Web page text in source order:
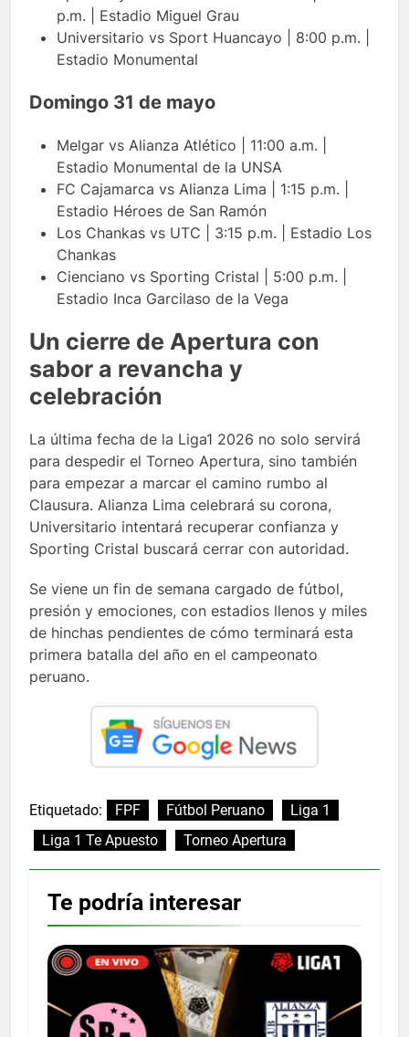
p.m. | Estadio Miguel Grau
Universitario vs Sport Huancayo | 8:00 p.m. |
Estadio Monumental
Domingo 31 de mayo
Melgar vs Alianza Atlético | 11:00 a.m. |
Estadio Monumental de la UNSA
FC Cajamarca vs Alianza Lima | 1:15 p.m. |
Estadio Héroes de San Ramón
Los Chankas vs UTC | 3:15 p.m. | Estadio Los
Chankas
Cienciano vs Sporting Cristal | 5:00 p.m. |
Estadio Inca Garcilaso de la Vega
Un cierre de Apertura con
sabor a revancha y
celebración
La última fecha de la Liga1 2026 no solo servirá
para despedir el Torneo Apertura, sino también
para empezar a marcar el camino rumbo al
Clausura. Alianza Lima celebrará su corona,
Universitario intentará recuperar confianza y
Sporting Cristal buscará cerrar con autoridad.
Se viene un fin de semana cargado de fútbol,
presión y emociones, con estadios llenos y miles
de hinchas pendientes de cómo terminará esta
primera batalla del año en el campeonato
peruano.
Etiquetado: FPF Fútbol Peruano
Liga 1
Liga 1 Te Apuesto
Torneo Apertura
Te podría interesar